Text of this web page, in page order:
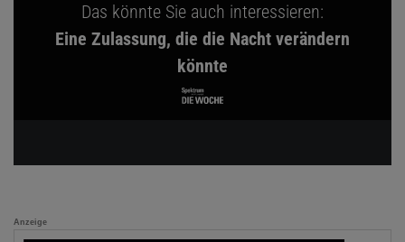
Das könnte Sie auch interessieren:
Eine Zulassung, die die Nacht verändern
könnte
Anzeige